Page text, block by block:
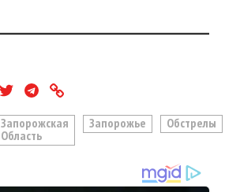
Запорожская
Область
Запорожье Обстрелы